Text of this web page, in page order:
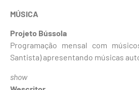
MÚSICA
Projeto Bússola
Programação mensal com
Santista) apresentando músicas
show